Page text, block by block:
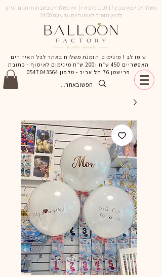
משלוחים יוצאים בין 10-17 בימים א-ו | אין משלוחים בשבתות וחגים | ניתן
לבצע הזמנה לאותו היום עד שעה 14:00
שימו לב ! מינימום הזמנת משלוח באתר לכל האיזורים
האפשריים 450 ש״ח ו200 ש״ח מינימום לאיסוף - כתובת
פרישמן 76 תל אביב - טלפון
0547043564